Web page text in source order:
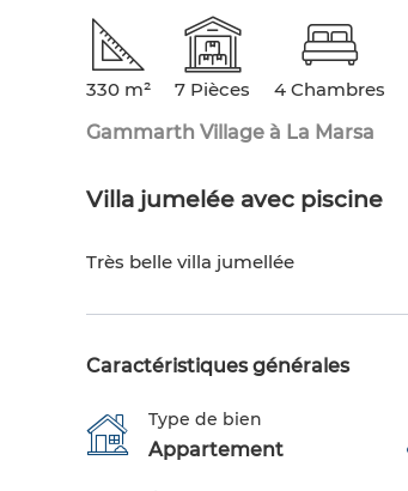
330 m² 7 Pièces 4 Chambres
Gammarth Village à La Marsa
Villa jumelée avec piscine
Très belle villa jumellée
Caractéristiques générales
Type de bien
Appartement